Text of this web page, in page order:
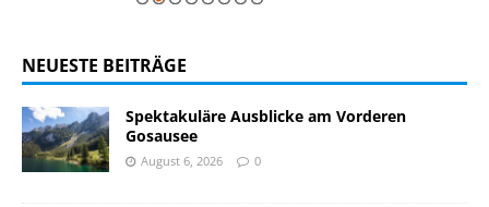
NEUESTE BEITRÄGE
Spektakuläre Ausblicke am Vorderen
Gosausee
August 6, 2026 0